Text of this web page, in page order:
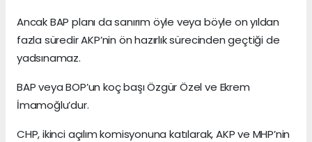
Ancak BAP planı da sanırım öyle veya böyle on yıldan
fazla süredir AKP’nin ön hazırlık sürecinden geçtiği de
yadsınamaz.
BAP veya BOP’un koç başı Özgür Özel ve Ekrem
İmamoğlu’dur.
CHP, ikinci açılım komisyonuna katılarak, AKP ve MHP’nin